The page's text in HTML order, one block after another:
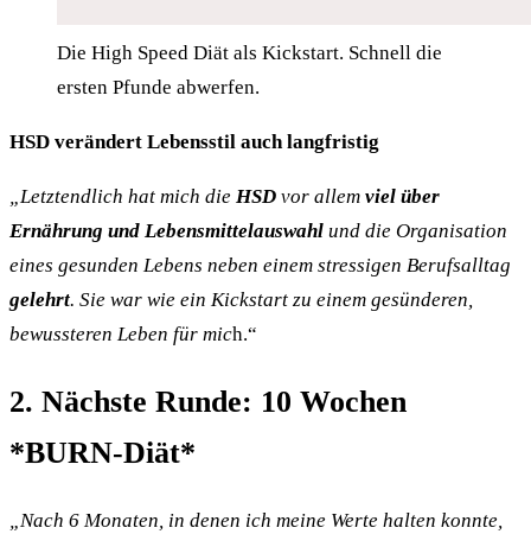
Die High Speed Diät als Kickstart. Schnell die
ersten Pfunde abwerfen.
HSD verändert Lebensstil auch langfristig
„Letztendlich hat mich die HSD vor allem viel über
Ernährung und Lebensmittelauswahl und die Organisation
eines gesunden Lebens neben einem stressigen Berufsalltag
gelehrt. Sie war wie ein Kickstart zu einem gesünderen,
bewussteren Leben für mich.“
2. Nächste Runde: 10 Wochen
*BURN-Diät*
„Nach 6 Monaten, in denen ich meine Werte halten konnte,